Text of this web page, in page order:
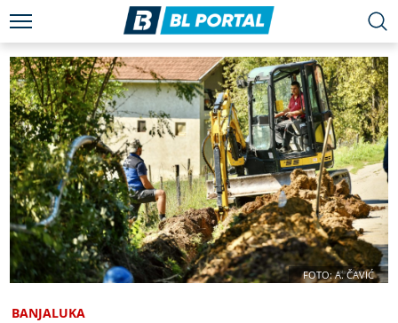
FOTO: A. ČAVIĆ
BANJALUKA